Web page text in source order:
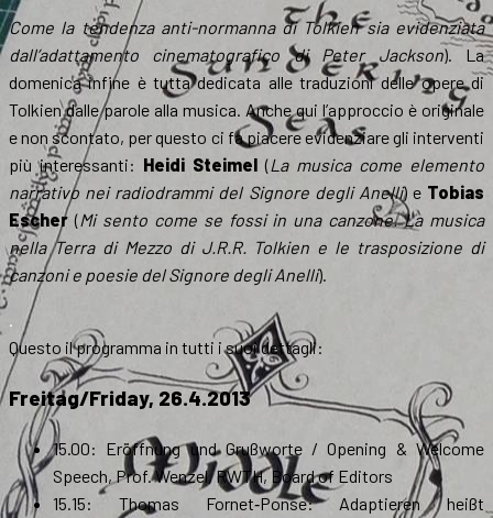
Come la tendenza anti-normanna di Tolkien sia evidenziata
dall’adattamento cinematografico di Peter Jackson). La
domenica infine è tutta dedicata alle traduzioni delle opere di
Tolkien dalle parole alla musica. Anche qui l’approccio è originale
e non scontato, per questo ci fa piacere evidenziare gli interventi
più interessanti: Heidi Steimel (La musica come elemento
narrativo nei radiodrammi del Signore degli Anelli) e Tobias
Escher (Mi sento come se fossi in una canzone. La musica
nella Terra di Mezzo di J.R.R. Tolkien e le trasposizione di
canzoni e poesie del Signore degli Anelli).
.
Questo il programma in tutti i suoi dettagli:
Freitag/Friday, 26.4.2013
15.00: Eröffnung und Grußworte / Opening & Welcome
Speech, Prof. Wenzel, RWTH, Board of Editors
15.15: Thomas Fornet‐Ponse: Adaptieren heißt